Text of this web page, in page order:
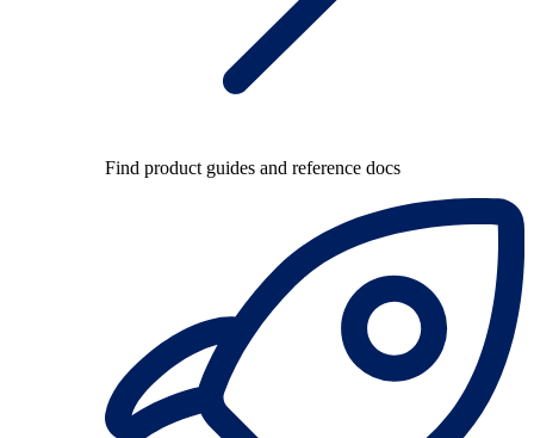
Find product guides and reference docs